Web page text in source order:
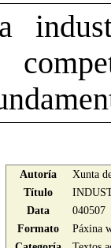
Autoría
Xunta
Título
Data
040507
Formato
Páxina